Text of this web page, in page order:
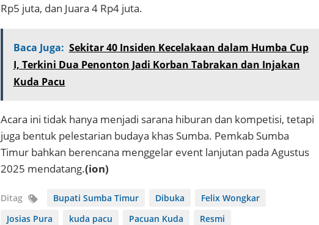
Rp5 juta, dan Juara 4 Rp4 juta.
Baca Juga: Sekitar 40 Insiden Kecelakaan dalam Humba Cup
I, Terkini Dua Penonton Jadi Korban Tabrakan dan Injakan
Kuda Pacu
Acara ini tidak hanya menjadi sarana hiburan dan kompetisi, tetapi
juga bentuk pelestarian budaya khas Sumba. Pemkab Sumba
Timur bahkan berencana menggelar event lanjutan pada Agustus
2025 mendatang.(ion)
Ditag Bupati Sumba Timur Dibuka
Felix Wongkar
Josias Pura
kuda pacu Pacuan Kuda
Resmi